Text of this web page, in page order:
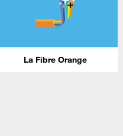
La Fibre Orange